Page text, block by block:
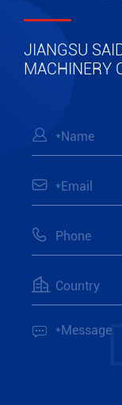
JIANGSU
MACHINERY




